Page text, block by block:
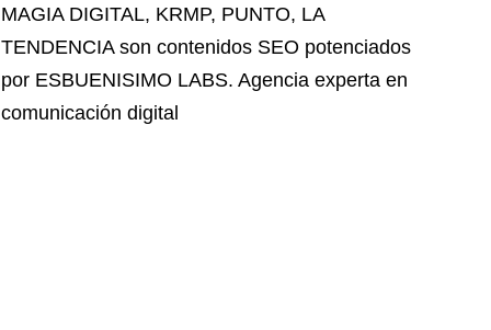
MAGIA DIGITAL, KRMP, PUNTO, LA
TENDENCIAson contenidos SEO potenciados
por ESBUENISIMO LABS. Agencia experta en
comunicación digital